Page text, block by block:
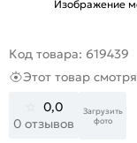
Изображение
Код товара: 619439
Этот товар
0,0
0 отзывов
Загрузить
фото